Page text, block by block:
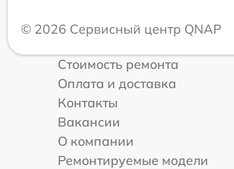
© 2026 Сервисный центр QNAP
Стоимость ремонта
Оплата и доставка
Контакты
Вакансии
О компании
Ремонтируемые модели